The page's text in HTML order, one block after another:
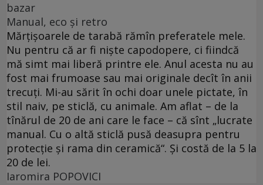
bazar
Manual, eco şi retro
Mărţişoarele de tarabă rămîn preferatele mele.
Nu pentru că ar fi nişte capodopere, ci fiindcă
mă simt mai liberă printre ele. Anul acesta nu au
fost mai frumoase sau mai originale decît în anii
trecuţi. Mi-au sărit în ochi doar unele pictate, în
stil naiv, pe sticlă, cu animale. Am aflat – de la
tînărul de 20 de ani care le face – că sînt „lucrate
manual. Cu o altă sticlă pusă deasupra pentru
protecţie şi rama din ceramică“. Şi costă de la 5 la
20 de lei.
Iaromira POPOVICI